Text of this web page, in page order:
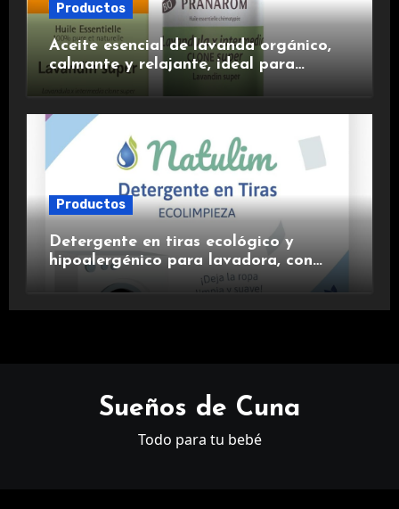
Productos
Aceite esencial de lavanda orgánico,
calmante y relajante, ideal para
Productos
Detergente en tiras ecológico y
hipoalergénico para lavadora, con
suavizante incluido y fragancia de
lavanda.
Sueños de Cuna
Todo para tu bebé